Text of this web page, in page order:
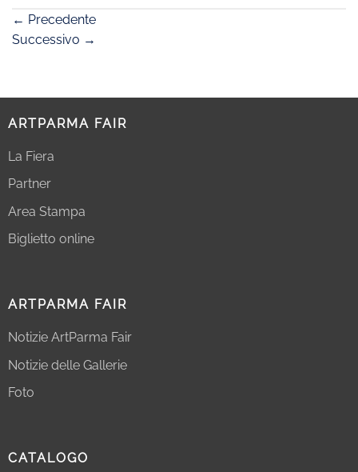
← Precedente
Successivo →
ARTPARMA FAIR
La Fiera
Partner
Area Stampa
Biglietto online
ARTPARMA FAIR
Notizie ArtParma Fair
Notizie delle Gallerie
Foto
CATALOGO